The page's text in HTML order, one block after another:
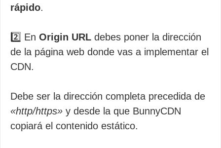
rápido.
2️⃣ En Origin URL debes poner la dirección
de la página web donde vas a implementar el
CDN.
Debe ser la dirección completa precedida de
«http/https» y desde la que BunnyCDN
copiará el contenido estático.